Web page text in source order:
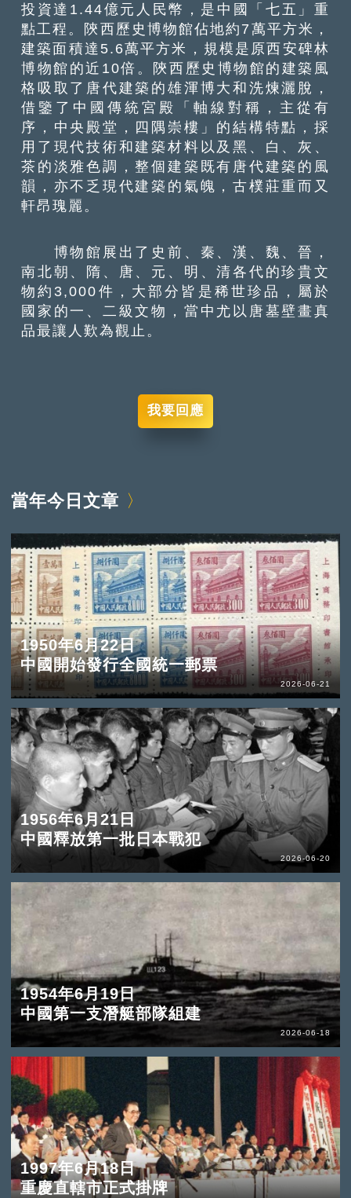
投資達1.44億元人民幣，是中國「七五」重
點工程。陝西歷史博物館佔地約7萬平方米，
建築面積達5.6萬平方米，規模是原西安碑林
博物館的近10倍。陝西歷史博物館的建築風
格吸取了唐代建築的雄渾博大和洗煉灑脫，
借鑒了中國傳統宮殿「軸線對稱，主從有
序，中央殿堂，四隅崇樓」的結構特點，採
用了現代技術和建築材料以及黑、白、灰、
茶的淡雅色調，整個建築既有唐代建築的風
韻，亦不乏現代建築的氣魄，古樸莊重而又
軒昂瑰麗。
博物館展出了史前、秦、漢、魏、晉，
南北朝、隋、唐、元、明、清各代的珍貴文
物約3,000件，大部分皆是稀世珍品，屬於
國家的一、二級文物，當中尤以唐墓壁畫真
品最讓人歎為觀止。
我要回應
當年今日文章
1950年6月22日
中國開始發行全國統一郵票
2026-06-21
1956年6月21日
中國釋放第一批日本戰犯
2026-06-20
1954年6月19日
中國第一支潛艇部隊組建
2026-06-18
1997年6月18日
重慶直轄市正式掛牌